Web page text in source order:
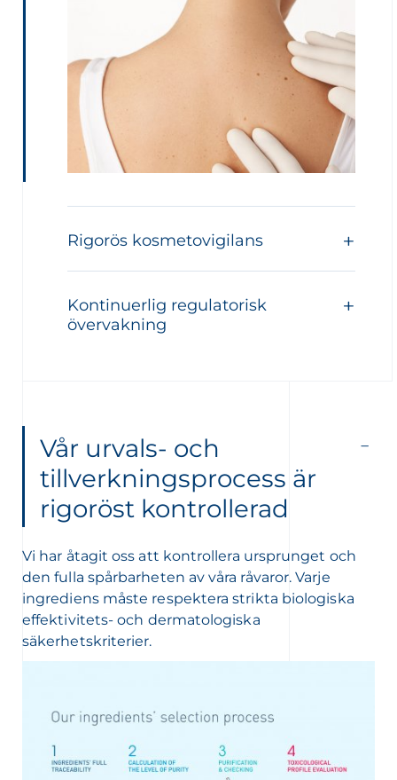
Rigorös kosmetovigilans
Kontinuerlig regulatorisk
övervakning
Vår urvals- och
tillverkningsprocess är
rigoröst kontrollerad
Vi har åtagit oss att kontrollera ursprunget och
den fulla spårbarheten av våra råvaror. Varje
ingrediens måste respektera strikta biologiska
effektivitets- och dermatologiska
säkerhetskriterier.